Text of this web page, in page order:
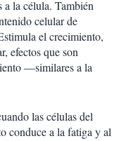
a la célula. También
celular de
el crecimiento,
efectos que son
—similares a la
las células del
conduce a la fatiga y al